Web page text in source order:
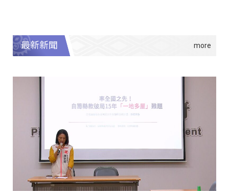
最新新聞